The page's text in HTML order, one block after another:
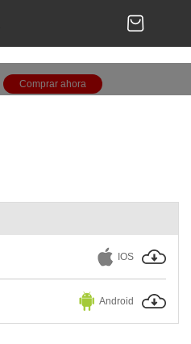
Diseñado para llevar cámaras VR y
Comprar ahora
IOS
Android